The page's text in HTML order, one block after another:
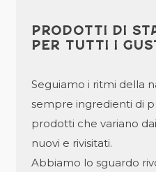
PRODOTTI DI
PER TUTTI I
Seguiamo i ritmi della
sempre ingredienti di
prodotti che variano
nuovi e rivisitati.
Abbiamo lo sguardo